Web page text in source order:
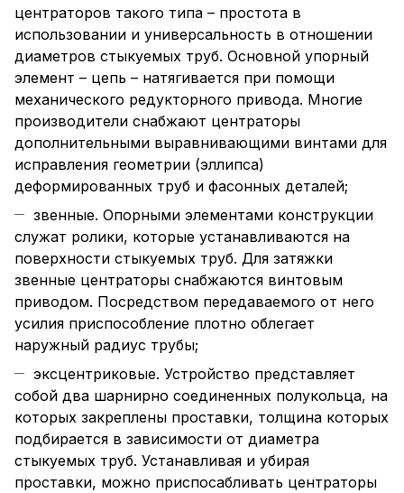
центраторов такого типа – простота в
использовании и универсальность в отношении
диаметров стыкуемых труб. Основной упорный
элемент – цепь – натягивается при помощи
механического редукторного привода. Многие
производители снабжают центраторы
дополнительными выравнивающими винтами для
исправления геометрии (эллипса)
деформированных труб и фасонных деталей;
звенные. Опорными элементами конструкции
служат ролики, которые устанавливаются на
поверхности стыкуемых труб. Для затяжки
звенные центраторы снабжаются винтовым
приводом. Посредством передаваемого от него
усилия приспособление плотно облегает
наружный радиус трубы;
эксцентриковые. Устройство представляет
собой два шарнирно соединенных полукольца, на
которых закреплены проставки, толщина которых
подбирается в зависимости от диаметра
стыкуемых труб. Устанавливая и убирая
проставки, можно приспосабливать центраторы